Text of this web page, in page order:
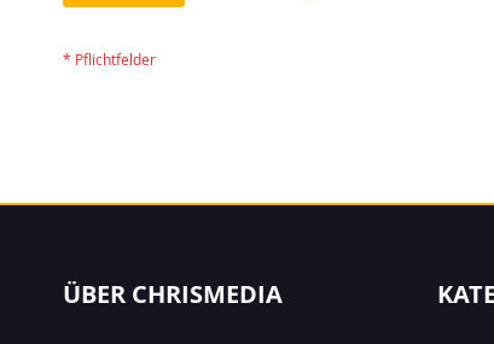
ÜBER CHRISMEDIA